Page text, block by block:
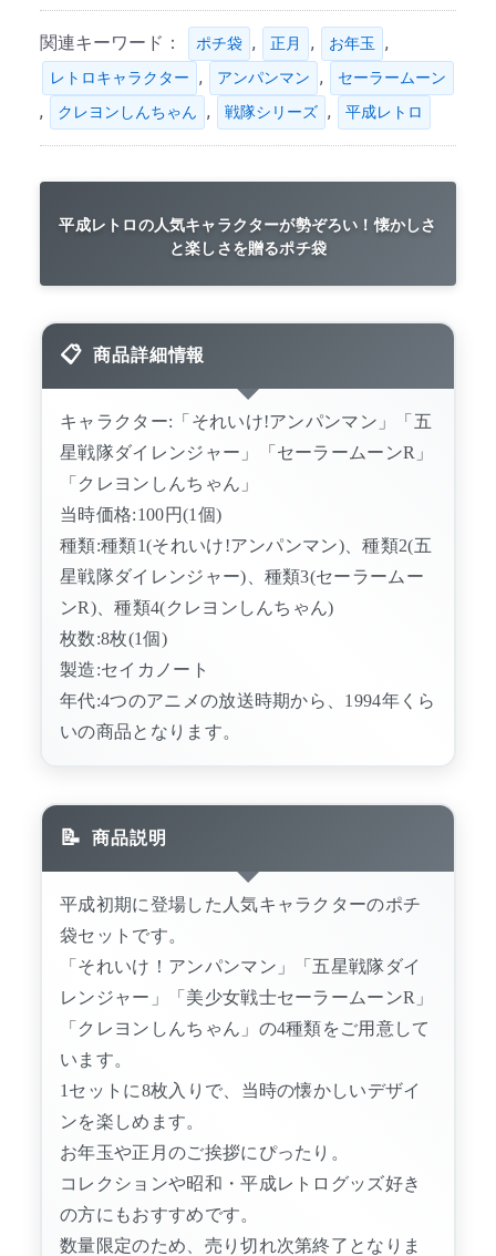
関連キーワード： ポチ袋 , 正月 , お年玉 ,
レトロキャラクター , アンパンマン , セーラームーン
, クレヨンしんちゃん , 戦隊シリーズ , 平成レトロ
平成レトロの人気キャラクターが勢ぞろい！懐かしさ
と楽しさを贈るポチ袋
商品詳細情報
キャラクター:「それいけ!アンパンマン」「五
星戦隊ダイレンジャー」「セーラームーンR」
「クレヨンしんちゃん」
当時価格:100円(1個)
種類:種類1(それいけ!アンパンマン)、種類2(五
星戦隊ダイレンジャー)、種類3(セーラームー
ンR)、種類4(クレヨンしんちゃん)
枚数:8枚(1個)
製造:セイカノート
年代:4つのアニメの放送時期から、1994年くら
いの商品となります。
商品説明
平成初期に登場した人気キャラクターのポチ
袋セットです。
「それいけ！アンパンマン」「五星戦隊ダイ
レンジャー」「美少女戦士セーラームーンR」
「クレヨンしんちゃん」の4種類をご用意して
います。
1セットに8枚入りで、当時の懐かしいデザイ
ンを楽しめます。
お年玉や正月のご挨拶にぴったり。
コレクションや昭和・平成レトログッズ好き
の方にもおすすめです。
数量限定のため、売り切れ次第終了となりま